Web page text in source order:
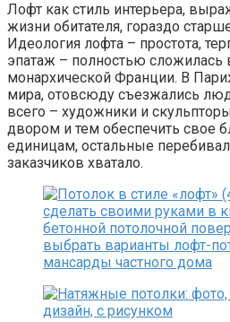
Лофт как стиль интерьера,
жизни обитателя, гораздо
Идеология лофта – простота,
эпатаж – полностью сложилась
монархической Франции. В
мира, отовсюду съезжались
всего – художники и
двором и тем обеспечить свое
единицам, остальные
заказчиков хватало.